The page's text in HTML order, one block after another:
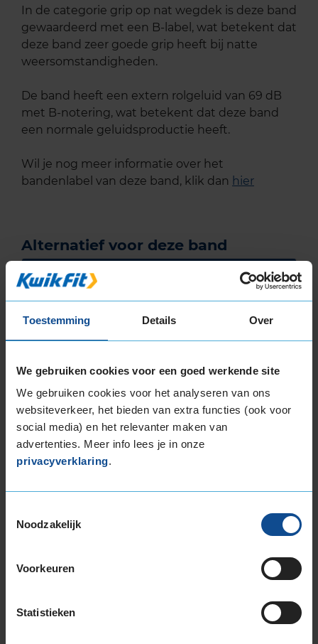
Toestemming Details Over
We gebruiken cookies voor een goed werkende site
We gebruiken cookies voor het analyseren van ons
websiteverkeer, het bieden van extra functies (ook voor
social media) en het relevanter maken van
advertenties. Meer info lees je in onze
privacyverklaring.
Noodzakelijk
Voorkeuren
Statistieken
In de categorie grip op nat wegdek is deze band
gewaardeerd met een B-label, wat betekent dat
deze band zeer goede grip heeft bij natte
weersomstandigheden.
De band heeft een extern rolgeluid van 69 dB
met B-notering, wat betekent dat deze band
een normale geluidsproductie heeft.
Wil je nog meer informatie over het
bandenlabel van deze band, klik dan hier
Alternatief voor deze band
Bridgestone BLIZZAK 6
(34 reviews)
Snelheidsindex:V
C
€ 190,00
Bandenmontagepakketten
Kies je